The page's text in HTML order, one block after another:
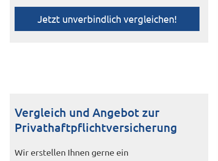
Jetzt unverbindlich ver­gleichen!
Vergleich und Angebot zur
Privathaftpflichtversicherung
Wir erstellen Ihnen gerne ein